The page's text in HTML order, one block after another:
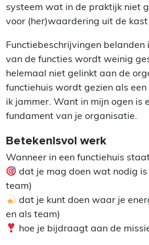
systeem wat in de praktijk niet
voor (her)waardering uit de
Functiebeschrijvingen belanden
van de functies wordt weinig
helemaal niet gelinkt aan de
functiehuis wordt gezien als
ik jammer. Want in mijn ogen is
fundament van je organisatie.
Betekenisvol werk
Wanneer in een functiehuis
dat je mag doen wat nodig
team)
dat je kunt doen waar je
en als team)
hoe je bijdraagt aan de